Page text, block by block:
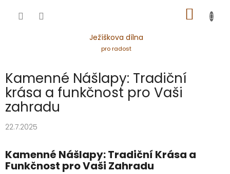
Ježíškova dílna
pro radost
KOŠÍK
Kamenné Nášlapy: Tradiční
krása a funkčnost pro Vaši
zahradu
22.7.2025
Kamenné Nášlapy: Tradiční Krása a
Funkčnost pro Vaši Zahradu